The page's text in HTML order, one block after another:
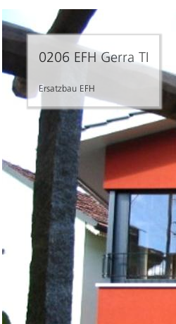
0206 EFH Gerra TI
Ersatzbau EFH